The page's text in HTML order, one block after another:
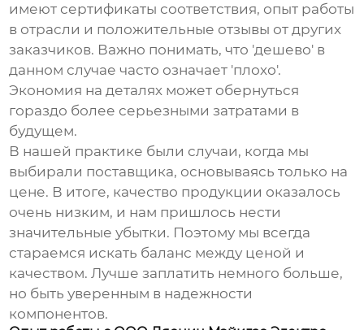
имеют сертификаты соответствия, опыт работы
в отрасли и положительные отзывы от других
заказчиков. Важно понимать, что 'дешево' в
данном случае часто означает 'плохо'.
Экономия на деталях может обернуться
гораздо более серьезными затратами в
будущем.
В нашей практике были случаи, когда мы
выбирали поставщика, основываясь только на
цене. В итоге, качество продукции оказалось
очень низким, и нам пришлось нести
значительные убытки. Поэтому мы всегда
стараемся искать баланс между ценой и
качеством. Лучше заплатить немного больше,
но быть уверенным в надежности
компонентов.